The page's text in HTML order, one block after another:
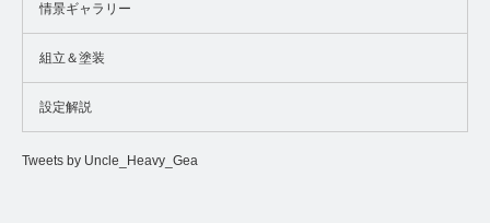
情景ギャラリー
組立＆塗装
設定解説
Tweets by Uncle_Heavy_Gea